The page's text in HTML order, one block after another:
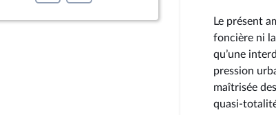
Le présent
foncière ni
qu’une
pression
maîtrisée
quasi-